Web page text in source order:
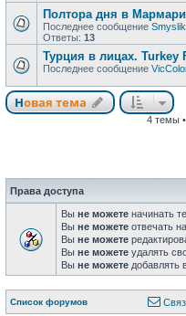
Полтора дня в
Последнее сообщение Smyslik
Ответы: 13
Турция в лицах. Turkey
Последнее сообщение
Новая тема
Новая тема
4 темы
Права доступа
Вы не можете начинать
Вы не можете отвечать
Вы не можете
Вы не можете удалять
Вы не можете добавлять
Список форумов
Связаться с Связ